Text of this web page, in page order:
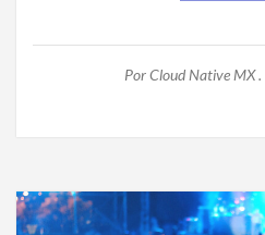
PorCloud Native MX .